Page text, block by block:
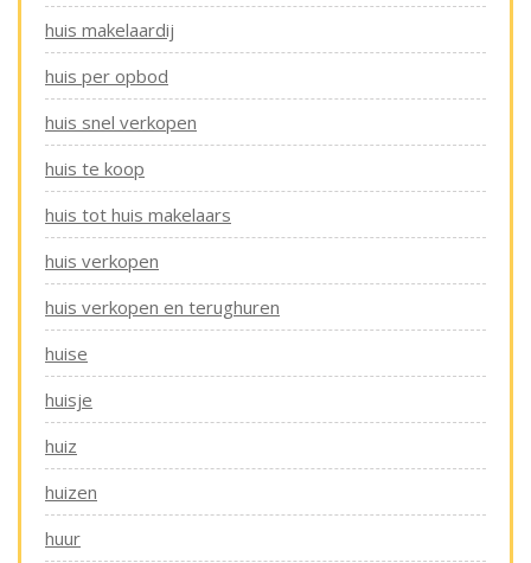
huis makelaardij
huis per opbod
huis snel verkopen
huis te koop
huis tot huis makelaars
huis verkopen
huis verkopen en terughuren
huise
huisje
huiz
huizen
huur